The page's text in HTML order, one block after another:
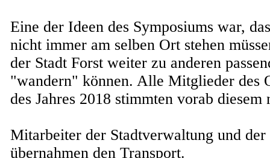
Eine der Ideen des Symposiums war,
nicht immer am selben Ort stehen
der Stadt Forst weiter zu anderen
"wandern" können. Alle Mitglieder des
des Jahres 2018 stimmten vorab diesem
Mitarbeiter der Stadtverwaltung und der
übernahmen den Transport.